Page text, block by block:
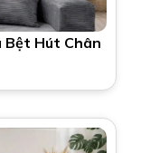
Bệt Hút Chân